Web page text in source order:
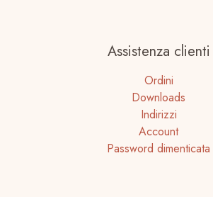
Assistenza clienti
Ordini
Downloads
Indirizzi
Account
Password dimenticata